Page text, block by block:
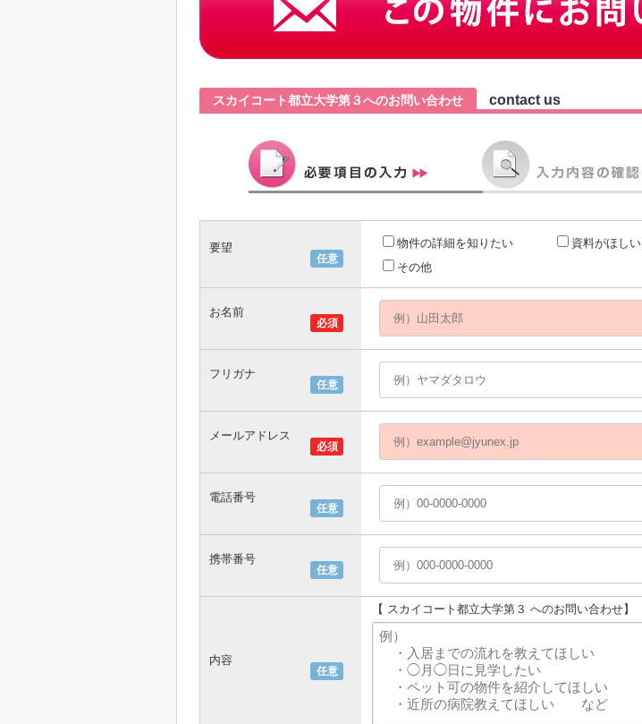
スカイコート都立大学第３へのお問い合わせ contact us
任意
要望 物件の詳細を知りたい 資料がほしい
その他
必須
お名前
任意
フリガナ
必須
メールアドレス
任意
電話番号
任意
携帯番号
任意
内容
【 スカイコート都立大学第３ へのお問い合わせ】